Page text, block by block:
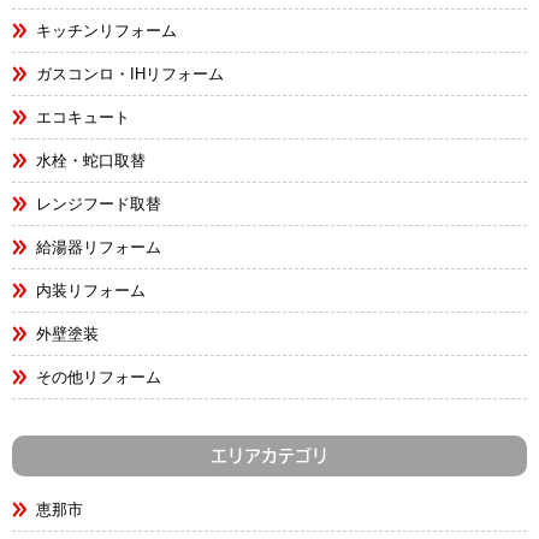
キッチンリフォーム
ガスコンロ・IHリフォーム
エコキュート
水栓・蛇口取替
レンジフード取替
給湯器リフォーム
内装リフォーム
外壁塗装
その他リフォーム
エリアカテゴリ
恵那市